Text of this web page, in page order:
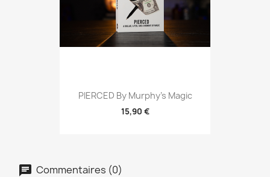
PIERCED By Murphy's Magic
15,90 €
Commentaires (0)